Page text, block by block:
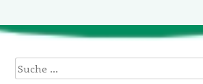
Suche